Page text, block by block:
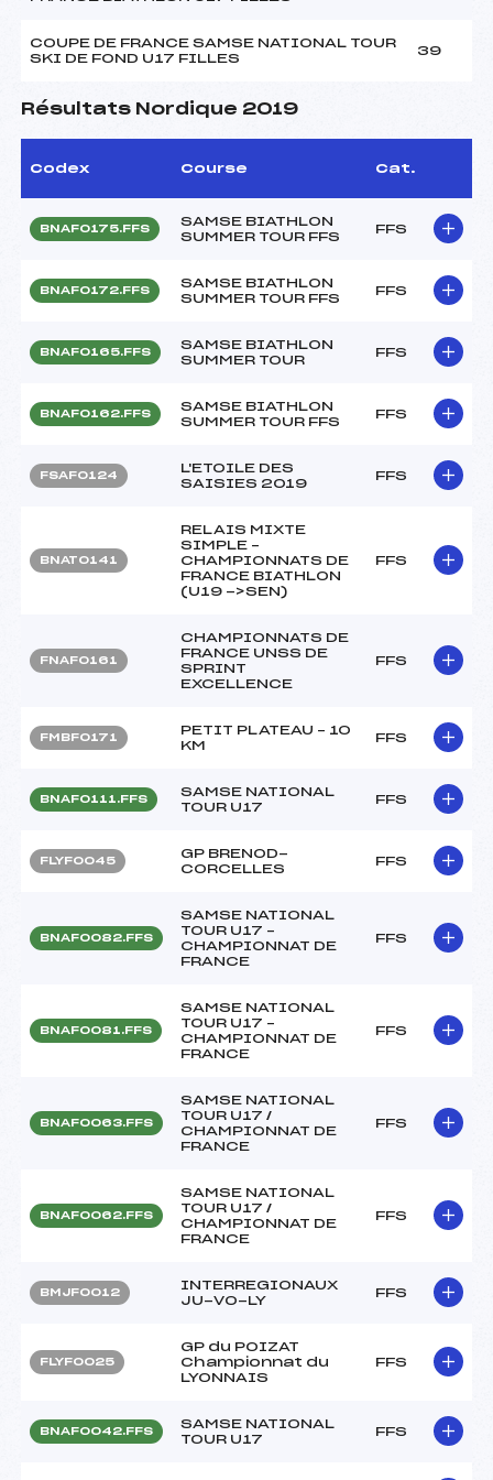
COUPE DE FRANCE SAMSE NATIONAL TOUR
SKI DE FOND U17 FILLES
39
Résultats Nordique 2019
Codex Course Cat.
BNAF0175.FFS
SAMSE BIATHLON
SUMMER TOUR FFS
FFS
BNAF0172.FFS
SAMSE BIATHLON
SUMMER TOUR FFS
FFS
BNAF0165.FFS
SAMSE BIATHLON
SUMMER TOUR
FFS
BNAF0162.FFS
SAMSE BIATHLON
SUMMER TOUR FFS
FFS
FSAF0124
L'ETOILE DES
SAISIES 2019
FFS
BNAT0141
RELAIS MIXTE
SIMPLE –
CHAMPIONNATS DE
FRANCE BIATHLON
(U19 ->SEN)
FFS
FNAF0161
CHAMPIONNATS DE
FRANCE UNSS DE
SPRINT
EXCELLENCE
FFS
FMBF0171
PETIT PLATEAU – 10
KM
FFS
BNAF0111.FFS
SAMSE NATIONAL
TOUR U17
FFS
FLYF0045
GP BRENOD-
CORCELLES
FFS
BNAF0082.FFS
SAMSE NATIONAL
TOUR U17 –
CHAMPIONNAT DE
FRANCE
FFS
BNAF0081.FFS
SAMSE NATIONAL
TOUR U17 –
CHAMPIONNAT DE
FRANCE
FFS
BNAF0063.FFS
SAMSE NATIONAL
TOUR U17 /
CHAMPIONNAT DE
FRANCE
FFS
BNAF0062.FFS
SAMSE NATIONAL
TOUR U17 /
CHAMPIONNAT DE
FRANCE
FFS
BMJF0012
INTERREGIONAUX
JU-VO-LY
FFS
FLYF0025
GP du POIZAT
Championnat du
LYONNAIS
FFS
BNAF0042.FFS
SAMSE NATIONAL
TOUR U17
FFS